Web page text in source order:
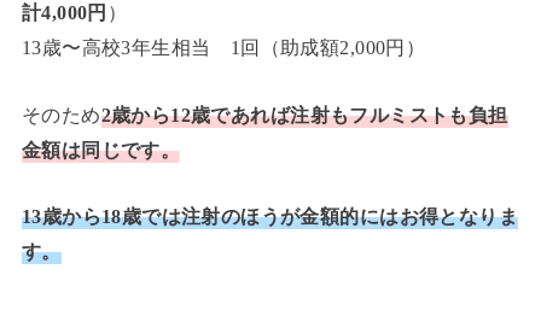
計4,000円 ）
13歳〜高校3年生相当 1回（助成額2,000円）
そのため2歳から12歳であれば注射もフルミストも負担
金額は同じです。
13歳から18歳では注射のほうが金額的にはお得となりま
す。